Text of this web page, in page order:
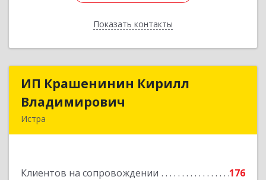
Показать контакты
Назад
ИП Крашенинин Кирилл
Владимирович
Истра
Клиентов на сопровождении
176
ИП Крашенинин Кирилл